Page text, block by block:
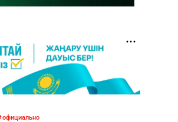
официально